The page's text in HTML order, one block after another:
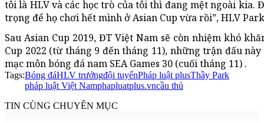
tôi là HLV và các học trò của tôi thì đang mệt ngoài kia.
trọng để họ chơi hết mình ở Asian Cup vừa rồi”, HLV
Sau Asian Cup 2019, ĐT Việt Nam sẽ còn nhiệm khó
Cup 2022 (từ tháng 9 đến tháng 11), những trận đấu
mạc môn bóng đá nam SEA Games 30 (cuối tháng 11) .
Tags:Bóng đáHLV trưởngđội tuyểnPháp luật plusThầy Park
pháp luật Việt Namphapluatplus.vncầu thủ
TIN CÙNG CHUYÊN MỤC